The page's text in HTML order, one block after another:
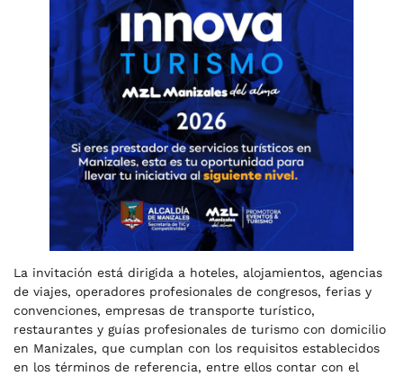
La invitación está dirigida a hoteles, alojamientos, agencias
de viajes, operadores profesionales de congresos, ferias y
convenciones, empresas de transporte turístico,
restaurantes y guías profesionales de turismo con domicilio
en Manizales, que cumplan con los requisitos establecidos
en los términos de referencia, entre ellos contar con el